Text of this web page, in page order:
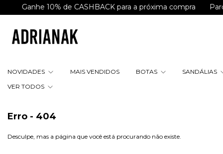
Ganhe 10% de CASHBACK para a próxima compra Parcele
NOVIDADES MAIS VENDIDOS BOTAS
SANDÁLIAS
VER TODOS
Erro - 404
Desculpe, mas a página que você está procurando não existe.